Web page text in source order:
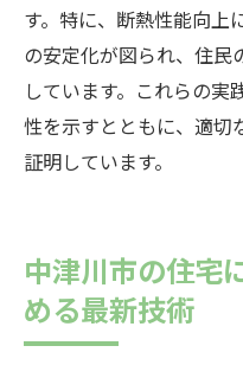
す。特に、断熱性能向上
の安定化が図られ、住民
しています。これらの実
性を示すとともに、適切
証明しています。
中津川市の住宅
める最新技術